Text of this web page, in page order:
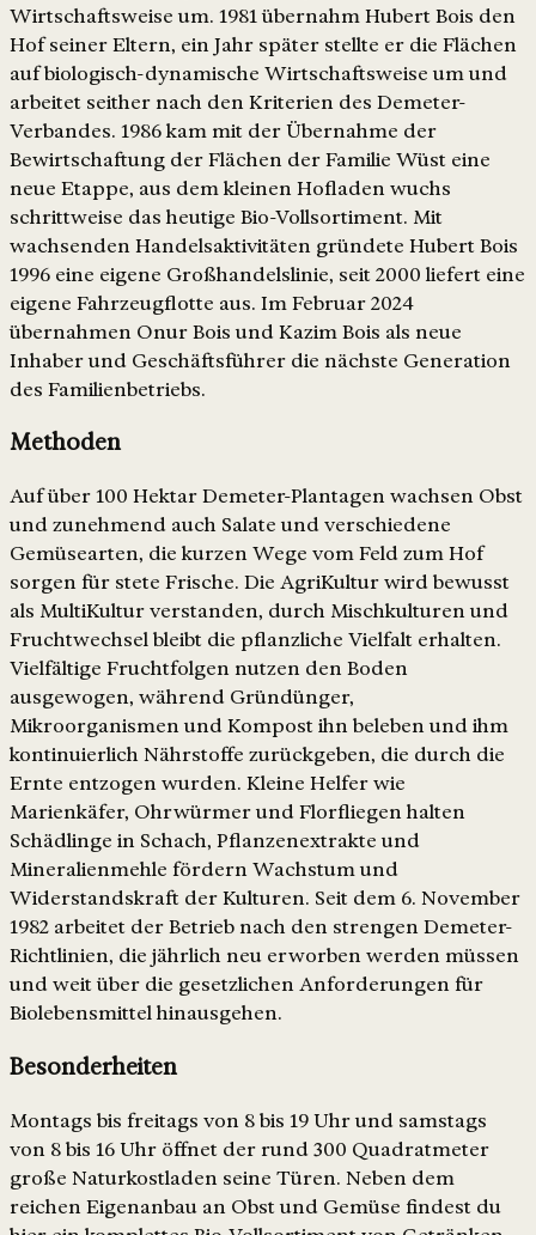
Wirtschaftsweise um. 1981 übernahm Hubert Bois den
Hof seiner Eltern, ein Jahr später stellte er die Flächen
auf biologisch-dynamische Wirtschaftsweise um und
arbeitet seither nach den Kriterien des Demeter-
Verbandes. 1986 kam mit der Übernahme der
Bewirtschaftung der Flächen der Familie Wüst eine
neue Etappe, aus dem kleinen Hofladen wuchs
schrittweise das heutige Bio-Vollsortiment. Mit
wachsenden Handelsaktivitäten gründete Hubert Bois
1996 eine eigene Großhandelslinie, seit 2000 liefert eine
eigene Fahrzeugflotte aus. Im Februar 2024
übernahmen Onur Bois und Kazim Bois als neue
Inhaber und Geschäftsführer die nächste Generation
des Familienbetriebs.
Methoden
Auf über 100 Hektar Demeter-Plantagen wachsen Obst
und zunehmend auch Salate und verschiedene
Gemüsearten, die kurzen Wege vom Feld zum Hof
sorgen für stete Frische. Die AgriKultur wird bewusst
als MultiKultur verstanden, durch Mischkulturen und
Fruchtwechsel bleibt die pflanzliche Vielfalt erhalten.
Vielfältige Fruchtfolgen nutzen den Boden
ausgewogen, während Gründünger,
Mikroorganismen und Kompost ihn beleben und ihm
kontinuierlich Nährstoffe zurückgeben, die durch die
Ernte entzogen wurden. Kleine Helfer wie
Marienkäfer, Ohrwürmer und Florfliegen halten
Schädlinge in Schach, Pflanzenextrakte und
Mineralienmehle fördern Wachstum und
Widerstandskraft der Kulturen. Seit dem 6. November
1982 arbeitet der Betrieb nach den strengen Demeter-
Richtlinien, die jährlich neu erworben werden müssen
und weit über die gesetzlichen Anforderungen für
Biolebensmittel hinausgehen.
Besonderheiten
Montags bis freitags von 8 bis 19 Uhr und samstags
von 8 bis 16 Uhr öffnet der rund 300 Quadratmeter
große Naturkostladen seine Türen. Neben dem
reichen Eigenanbau an Obst und Gemüse findest du